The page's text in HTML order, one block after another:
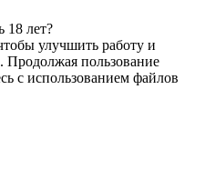
18 лет?
улучшить работу и
Продолжая пользование
с использованием файлов